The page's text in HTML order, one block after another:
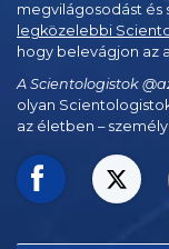
megvilágosodást és
legközelebbi
hogy belevágjon az
A Scientologistok
olyan
az életben –